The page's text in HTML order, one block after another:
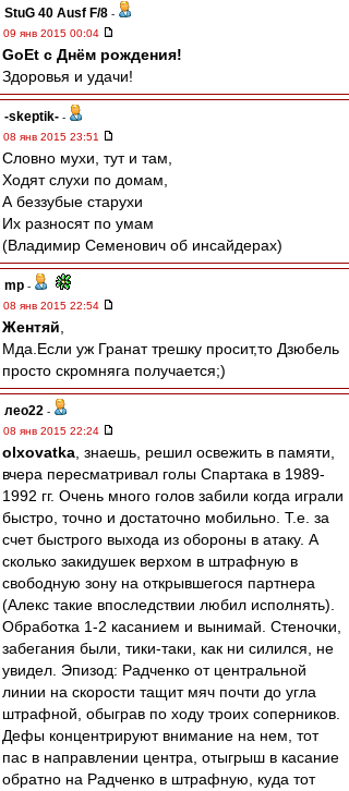
StuG 40 Ausf F/8 -
09 янв 2015 00:04
GoEt с Днём рождения!
Здоровья и удачи!
-skeptik- -
08 янв 2015 23:51
Словно мухи, тут и там,
Ходят слухи по домам,
А беззубые старухи
Их разносят по умам
(Владимир Семенович об инсайдерах)
mp -
08 янв 2015 22:54
Жентяй
Мда.Если уж Гранат трешку просит,то Дзюбель
просто скромняга получается;)
лео22 -
08 янв 2015 22:24
olxovatka , знаешь, решил освежить в памяти,
вчера пересматривал голы Спартака в 1989-
1992 гг. Очень много голов забили когда играли
быстро, точно и достаточно мобильно. Т.е. за
счет быстрого выхода из обороны в атаку. А
сколько закидушек верхом в штрафную в
свободную зону на открывшегося партнера
(Алекс такие впоследствии любил исполнять).
Обработка 1-2 касанием и вынимай. Стеночки,
забегания были, тики-таки, как ни силился, не
увидел. Эпизод: Радченко от центральной
линии на скорости тащит мяч почти до угла
штрафной, обыграв по ходу троих соперников.
Дефы концентрируют внимание на нем, тот
пас в направлении центра, отыгрыш в касание
обратно на Радченко в штрафную, куда тот